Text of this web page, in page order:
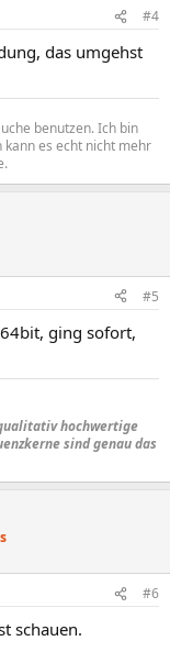
#4
das umgehst
benutzen. Ich bin
es echt nicht mehr
#5
ging sofort,
hochwertige
sind genau das
#6
schauen.